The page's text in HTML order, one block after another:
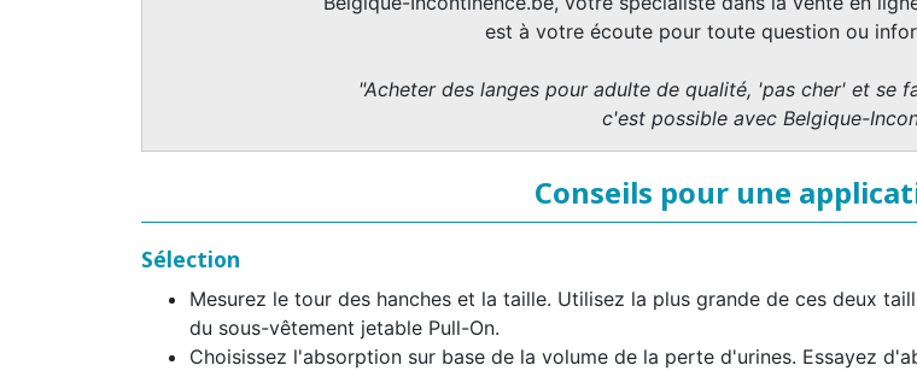
est à votre écoute pour toute question ou
"Acheter des langes pour adulte de qualité, 'pas cher' et se
c'est possible avec Belgique-
Conseils pour une
Sélection
Mesurez le tour des hanches et la taille. Utilisez la plus grande de ces deux
du sous-vêtement jetable Pull-On.
Choisissez l'absorption sur base de la volume de la perte d'urines. Essayez